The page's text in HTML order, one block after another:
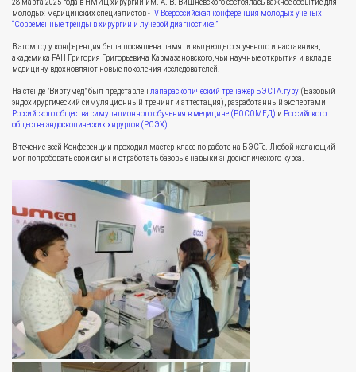
молодых медицинских специалистов - IV Всероссийская конференция молодых ученых
“Современные тренды в хирургии и лучевой диагностике.”
В этом году конференция была посвящена памяти выдающегося ученого и наставника,
академика РАН Григория Григорьевича Кармазановского, чьи научные открытия и вклад в
медицину вдохновляют новые поколения исследователей.
На стенде "Виртумед" был представлен лапараскопический тренажёр БЭСТА.гуру (Базовый
эндохирургический симуляционный тренинг и аттестация), разработанный экспертами
Российского общества симуляционного обучения в медицине (РОСОМЕД) и Российского
общества эндоскопических хирургов (РОЭХ).
В течение всей Конференции проходил мастер-класс по работе на БЭСТе. Любой желающий
мог попробовать свои силы и отработать базовые навыки эндоскопического курса.